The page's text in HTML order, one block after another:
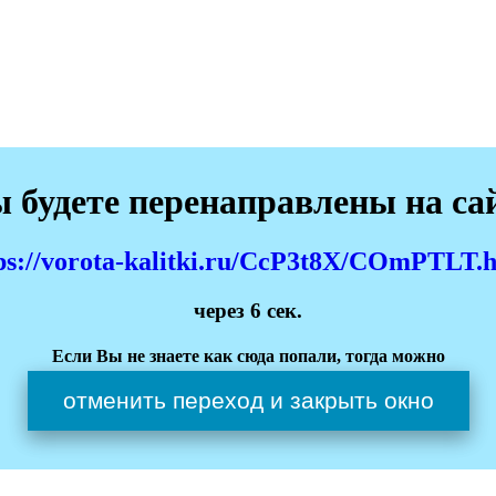
перенаправлены на
vorota-kalitki.ru/CcP3t8X/
через 6 сек.
Если Вы не знаете как сюда попали, тогда можно
отменить переход и закрыть окно